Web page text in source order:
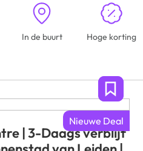
In de buurt Hoge korting
Nieuwe Deal
| 3-Daags verblijf